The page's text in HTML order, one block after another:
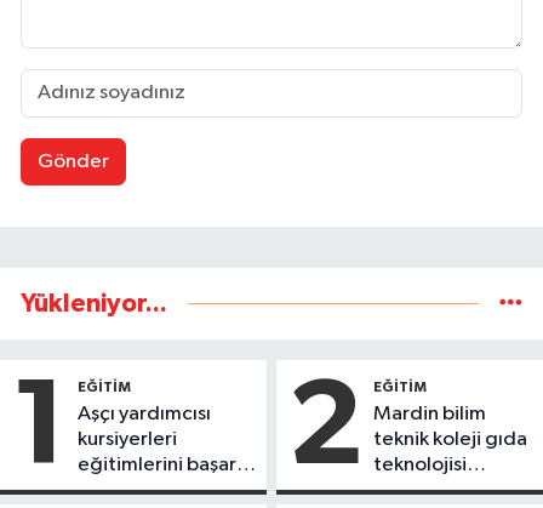
Gönder
Yükleniyor...
1 EĞİTİM
Aşçı yardımcısı
kursiyerleri
eğitimlerini başarı
ile tamamladı
2 EĞİTİM
Mardin bilim
teknik koleji gıda
teknolojisi
öğrencileri